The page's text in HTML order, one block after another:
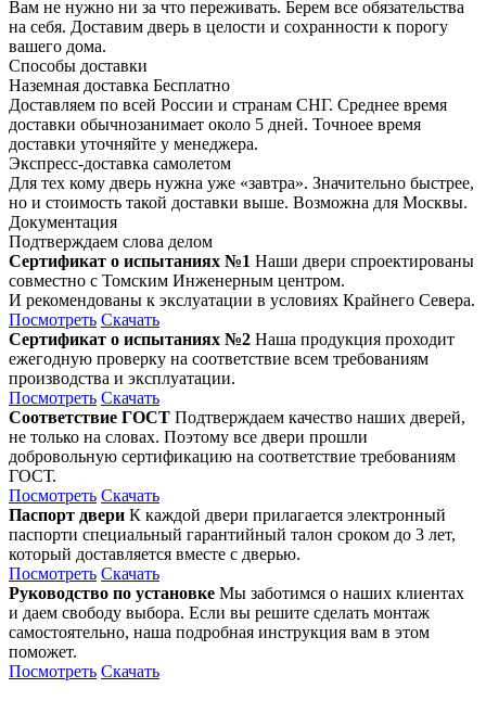
Вам не нужно ни за что переживать. Берем все обязательства
на себя. Доставим дверь в целости и сохранности к порогу
вашего дома.
Способы доставки
Наземная доставка Бесплатно
Доставляем по всей России и странам СНГ. Среднее время
доставки обычнозанимает около 5 дней. Точноее время
доставки уточняйте у менеджера.
Экспресс-доставка самолетом
Для тех кому дверь нужна уже «завтра». Значительно быстрее,
но и стоимость такой доставки выше. Возможна для Москвы.
Документация
Подтверждаем слова делом
Сертификат о испытаниях №1 Наши двери спроектированы
совместно с Томским Инженерным центром.
И рекомендованы к экслуатации в условиях Крайнего Севера.
Посмотреть Скачать
Сертификат о испытаниях №2 Наша продукция проходит
ежегодную проверку на соответствие всем требованиям
производства и эксплуатации.
Посмотреть Скачать
Соответствие ГОСТ Подтверждаем качество наших дверей,
не только на словах. Поэтому все двери прошли
добровольную сертификацию на соответствие требованиям
ГОСТ.
Посмотреть Скачать
Паспорт двери К каждой двери прилагается электронный
паспорти специальный гарантийный талон сроком до 3 лет,
который доставляется вместе с дверью.
Посмотреть Скачать
Руководство по установке Мы заботимся о наших клиентах
и даем свободу выбора. Если вы решите сделать монтаж
самостоятельно, наша подробная инструкция вам в этом
поможет.
Посмотреть Скачать